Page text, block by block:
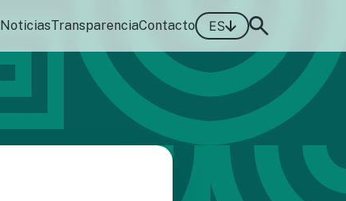
NoticiasTransparenciaContacto ES